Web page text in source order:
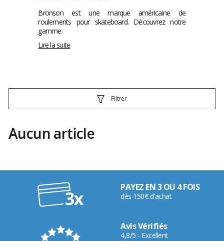
Bronson est une marque américaine de
roulements pour skateboard. Découvrez notre
gamme.
Lire la suite
Filtrer
Aucun article
PAYEZ EN 3 OU 4 FOIS
dès 150€ d'achat
Avis Vérifiés
4,8/5 - Excellent